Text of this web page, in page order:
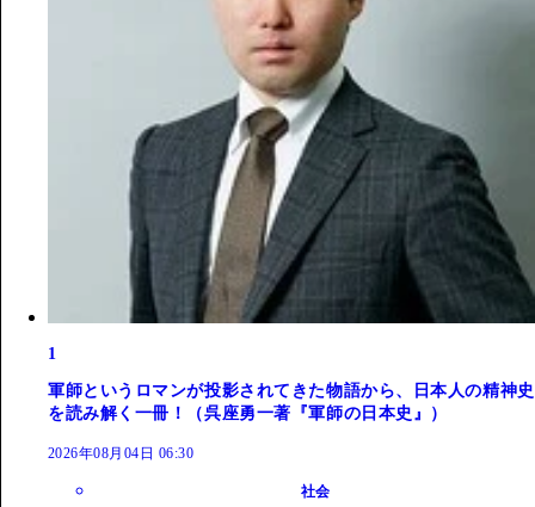
1
軍師というロマンが投影されてきた物語から、日本人の精神史
を読み解く一冊！（呉座勇一著『軍師の日本史』）
2026年08月04日 06:30
社会